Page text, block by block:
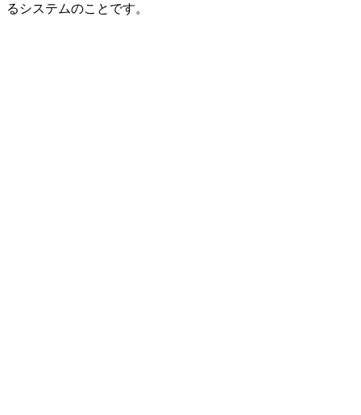
るシステムのことです。